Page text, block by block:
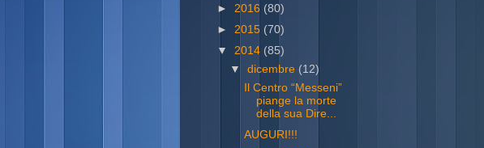
► 2016 (80)
► 2015 (70)
▼ 2014 (85)
▼dicembre (12)
Il Centro “Messeni”
piange la morte
della sua Dire...
AUGURI!!!